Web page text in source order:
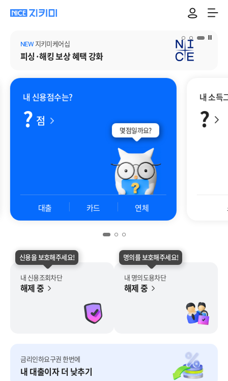
NEW지키미케어십
피싱·해킹보상 혜택 강화
배너 일시 정지
내 신용점수는?
? 점
몇점일까요?
대출 카드 연체
내 소득
?
신용을 보호해주세요!
내 신용조회차단
해제 중
명의를 보호해주세요!
내 명의도용차단
해제 중
금리인하요구권 한번에
내 대출이자 더 낮추기